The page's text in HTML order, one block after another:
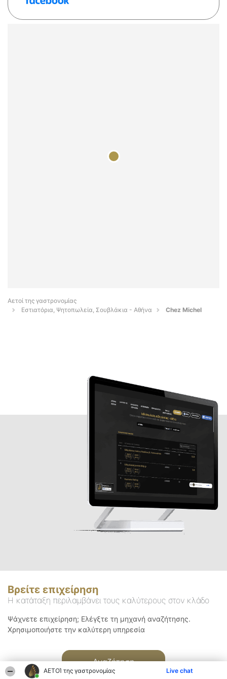
ΑΕΤΟΊ της γαστρονομίας Live chat
Αετοί της γαστρονομίας
Εστιατόρια, Ψητοπωλεία, Σουβλάκια - Αθήνα
Chez Michel
Βρείτε επιχείρηση
Η κατάταξη περιλαμβάνει τους καλύτερους στον κλάδο
Ψάχνετε επιχείρηση; Ελέγξτε τη μηχανή αναζήτησης.
Χρησιμοποιήστε την καλύτερη υπηρεσία
Αναζήτηση